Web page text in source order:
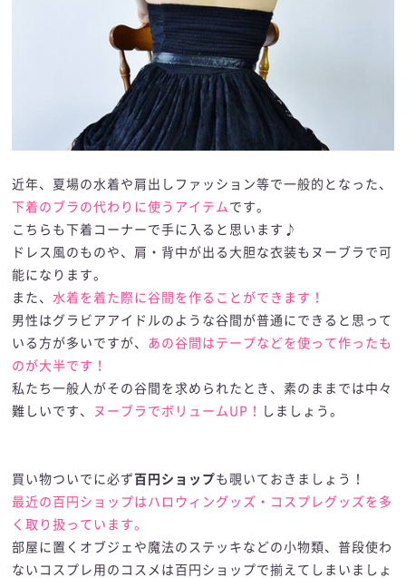
近年、夏場の水着や肩出しファッション等で一般的となった、
下着のブラの代わりに使うアイテム です。
こちらも下着コーナーで手に入ると思います♪
ドレス風のものや、肩・背中が出る大胆な衣装もヌーブラで可
能になります。
また、水着を着た際に谷間を作ることができます！
男性はグラビアアイドルのような谷間が普通にできると思って
いる方が多いですが、 あの谷間はテープなどを使って作ったも
のが大半です！
私たち一般人がその谷間を求められたとき、素のままでは中々
難しいです、
ヌーブラでボリュームUP！ しましょう。
買い物ついでに必ず百円ショップも覗いておきましょう！
最近の百円ショップはハロウィングッズ・コスプレグッズを多
く取り扱っています。
部屋に置くオブジェや魔法のステッキなどの小物類、普段使わ
ないコスプレ用のコスメは百円ショップで揃えてしまいましょ